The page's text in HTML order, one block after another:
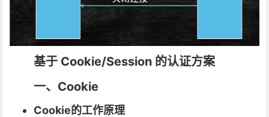
基于 Cookie/Session 的认证方案
一、Cookie
Cookie的工作原理